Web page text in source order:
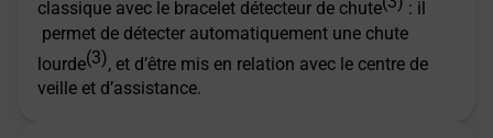
classique avec le bracelet détecteur de chute
: il
permet de détecter automatiquement une chute
lourde(3), et d’être mis en relation avec le centre de
veille et d’assistance.